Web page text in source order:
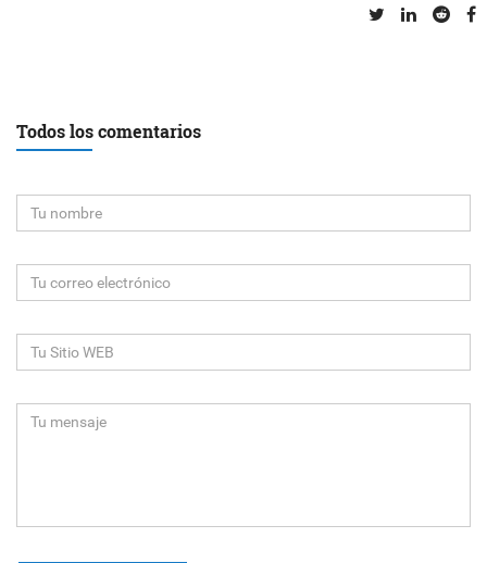
Todos los comentarios